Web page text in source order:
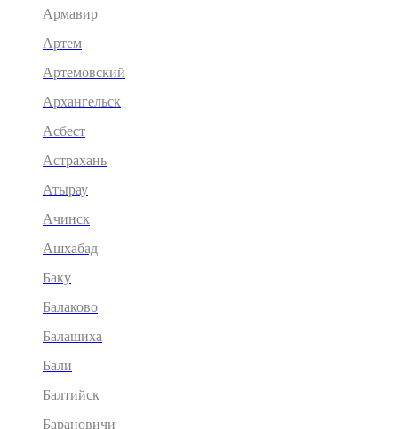
Армавир
Артем
Артемовский
Архангельск
Асбест
Астрахань
Атырау
Ачинск
Ашхабад
Баку
Балаково
Балашиха
Бали
Балтийск
Барановичи